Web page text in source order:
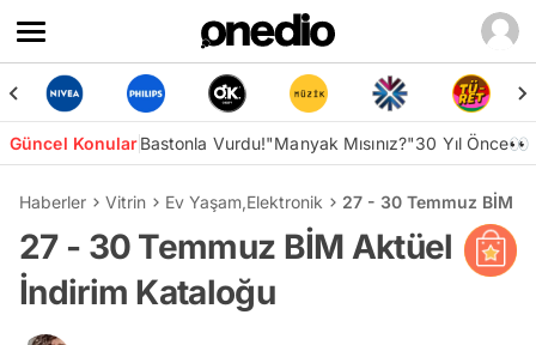
Güncel KonularBastonla Vurdu!"Manyak Mısınız?"30 Yıl Önce👀
Haberler Vitrin Ev Yaşam,Elektronik 27 - 30 Temmuz BİM
27 - 30 Temmuz BİM Aktüel
İndirim Kataloğu